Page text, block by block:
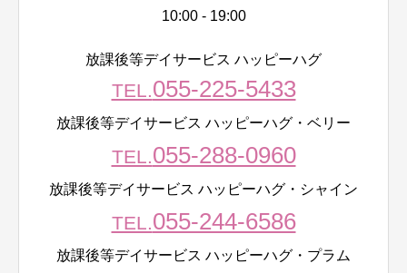
10:00 - 19:00
放課後等デイサービス ハッピーハグ
TEL.055-225-5433
放課後等デイサービス ハッピーハグ・ベリー
TEL.055-288-0960
放課後等デイサービス ハッピーハグ・シャイン
TEL.055-244-6586
放課後等デイサービス ハッピーハグ・プラム